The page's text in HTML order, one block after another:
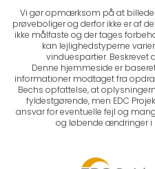
Vi gør opmærksom på at
prøveboliger og derfor ikke er af
ikke målfaste og der tages
kan lejlighedstyperne
vinduespartier. Beskrevet
Denne hjemmeside er
informationer modtaget fra
Bechs opfattelse, at
fyldestgørende, men EDC
ansvar for eventuelle fejl og
og løbende ændringer i